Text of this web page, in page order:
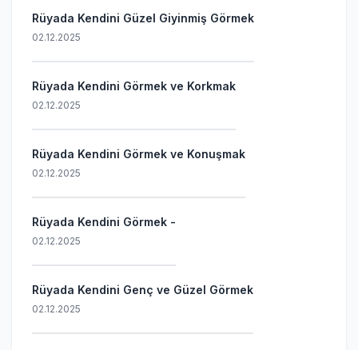
Rüyada Kendini Güzel Giyinmiş Görmek
02.12.2025
Rüyada Kendini Görmek ve Korkmak
02.12.2025
Rüyada Kendini Görmek ve Konuşmak
02.12.2025
Rüyada Kendini Görmek -
02.12.2025
Rüyada Kendini Genç ve Güzel Görmek
02.12.2025